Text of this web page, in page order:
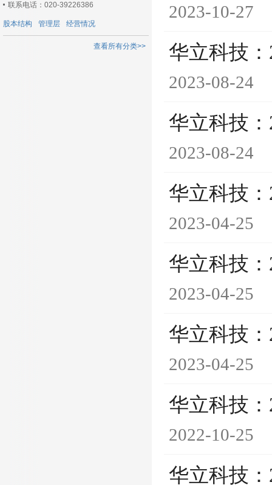
联系电话：020-39226386
股本结构 管理层 经营情况
查看所有分类>>
2023-10-27
华立科技
2023-08-24
华立科技
2023-08-24
华立科技
2023-04-25
华立科技
2023-04-25
华立科技
2023-04-25
华立科技
2022-10-25
华立科技